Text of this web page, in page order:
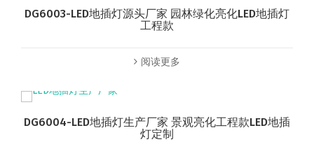
DG6003-LED地插灯源头厂家 园林绿化亮化LED地插灯
工程款
阅读更多
DG6004-LED地插灯生产厂家 景观亮化工程款LED地插
灯定制